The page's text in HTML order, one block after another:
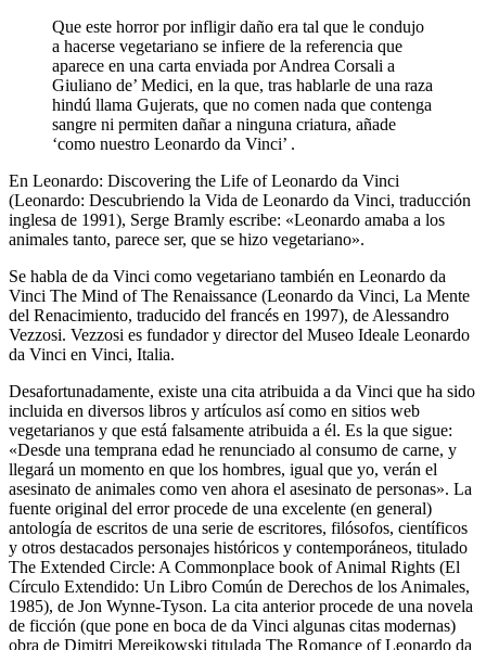
Que este horror por infligir daño era tal que le condujo
a hacerse vegetariano se infiere de la referencia que
aparece en una carta enviada por Andrea Corsali a
Giuliano de’ Medici, en la que, tras hablarle de una raza
hindú llama Gujerats, que no comen nada que contenga
sangre ni permiten dañar a ninguna criatura, añade
‘como nuestro Leonardo da Vinci’ .
En Leonardo: Discovering the Life of Leonardo da Vinci
(Leonardo: Descubriendo la Vida de Leonardo da Vinci, traducción
inglesa de 1991), Serge Bramly escribe: «Leonardo amaba a los
animales tanto, parece ser, que se hizo vegetariano».
Se habla de da Vinci como vegetariano también en Leonardo da
Vinci The Mind of The Renaissance (Leonardo da Vinci, La Mente
del Renacimiento, traducido del francés en 1997), de Alessandro
Vezzosi. Vezzosi es fundador y director del Museo Ideale Leonardo
da Vinci en Vinci, Italia.
Desafortunadamente, existe una cita atribuida a da Vinci que ha sido
incluida en diversos libros y artículos así como en sitios web
vegetarianos y que está falsamente atribuida a él. Es la que sigue:
«Desde una temprana edad he renunciado al consumo de carne, y
llegará un momento en que los hombres, igual que yo, verán el
asesinato de animales como ven ahora el asesinato de personas». La
fuente original del error procede de una excelente (en general)
antología de escritos de una serie de escritores, filósofos, científicos
y otros destacados personajes históricos y contemporáneos, titulado
The Extended Circle: A Commonplace book of Animal Rights (El
Círculo Extendido: Un Libro Común de Derechos de los Animales,
1985), de Jon Wynne-Tyson. La cita anterior procede de una novela
de ficción (que pone en boca de da Vinci algunas citas modernas)
obra de Dimitri Merejkowski titulada The Romance of Leonardo da